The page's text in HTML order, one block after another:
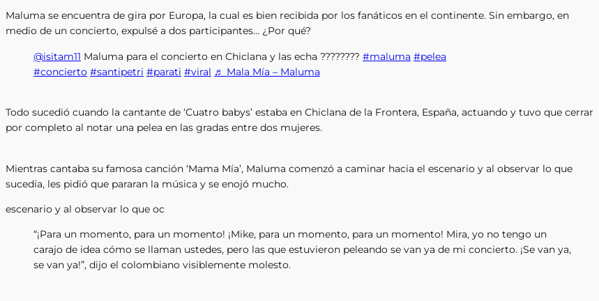
Maluma se encuentra de gira por Europa, la cual es bien recibida por los fanáticos en el continente. Sin embargo, en
medio de un concierto, expulsé a dos participantes… ¿Por qué?
@isitam11 Maluma para el concierto en Chiclana y las echa ???????? #maluma #pelea
#concierto #santipetri #parati #viral ♬ Mala Mía – Maluma
Todo sucedió cuando la cantante de ‘Cuatro babys’ estaba en Chiclana de la Frontera, España, actuando y tuvo que cerrar
por completo al notar una pelea en las gradas entre dos mujeres.
Mientras cantaba su famosa canción ‘Mama Mía’, Maluma comenzó a caminar hacia el escenario y al observar lo que
sucedía, les pidió que pararan la música y se enojó mucho.
escenario y al observar lo que oc
“¡Para un momento, para un momento! ¡Mike, para un momento, para un momento! Mira, yo no tengo un
carajo de idea cómo se llaman ustedes, pero las que estuvieron peleando se van ya de mi concierto. ¡Se van ya,
se van ya!”, dijo el colombiano visiblemente molesto.